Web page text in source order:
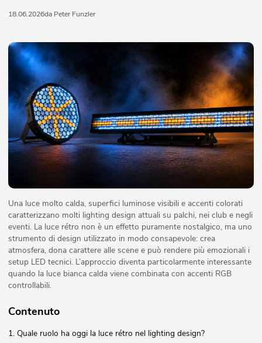
18.06.2026da Peter Funzler
Una luce molto calda, superfici luminose visibili e accenti colorati
caratterizzano molti lighting design attuali su palchi, nei club e negli
eventi. La luce rétro non è un effetto puramente nostalgico, ma uno
strumento di design utilizzato in modo consapevole: crea
atmosfera, dona carattere alle scene e può rendere più emozionali i
setup LED tecnici. L’approccio diventa particolarmente interessante
quando la luce bianca calda viene combinata con accenti RGB
controllabili.
Contenuto
1. Quale ruolo ha oggi la luce rétro nel lighting design?